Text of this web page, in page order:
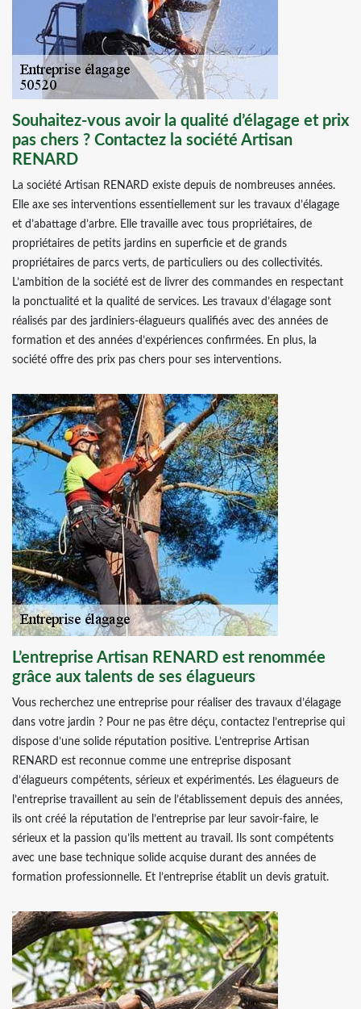
Souhaitez-vous avoir la qualité d’élagage et prix
pas chers ? Contactez la société Artisan
RENARD
La société Artisan RENARD existe depuis de nombreuses années.
Elle axe ses interventions essentiellement sur les travaux d’élagage
et d’abattage d’arbre. Elle travaille avec tous propriétaires, de
propriétaires de petits jardins en superficie et de grands
propriétaires de parcs verts, de particuliers ou des collectivités.
L’ambition de la société est de livrer des commandes en respectant
la ponctualité et la qualité de services. Les travaux d’élagage sont
réalisés par des jardiniers-élagueurs qualifiés avec des années de
formation et des années d’expériences confirmées. En plus, la
société offre des prix pas chers pour ses interventions.
L’entreprise Artisan RENARD est renommée
grâce aux talents de ses élagueurs
Vous recherchez une entreprise pour réaliser des travaux d’élagage
dans votre jardin ? Pour ne pas être déçu, contactez l’entreprise qui
dispose d’une solide réputation positive. L’entreprise Artisan
RENARD est reconnue comme une entreprise disposant
d’élagueurs compétents, sérieux et expérimentés. Les élagueurs de
l’entreprise travaillent au sein de l’établissement depuis des années,
ils ont créé la réputation de l’entreprise par leur savoir-faire, le
sérieux et la passion qu’ils mettent au travail. Ils sont compétents
avec une base technique solide acquise durant des années de
formation professionnelle. Et l’entreprise établit un devis gratuit.